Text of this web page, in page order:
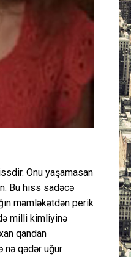
Onu yaşamasan
Bu hiss sadəcə
məmləkətdən perik
milli kimliyinə
qandan
nə qədər uğur